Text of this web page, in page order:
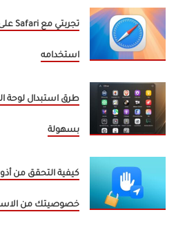
استخدامه
بسهولة
كيفية التحقق من
خصوصيتك من